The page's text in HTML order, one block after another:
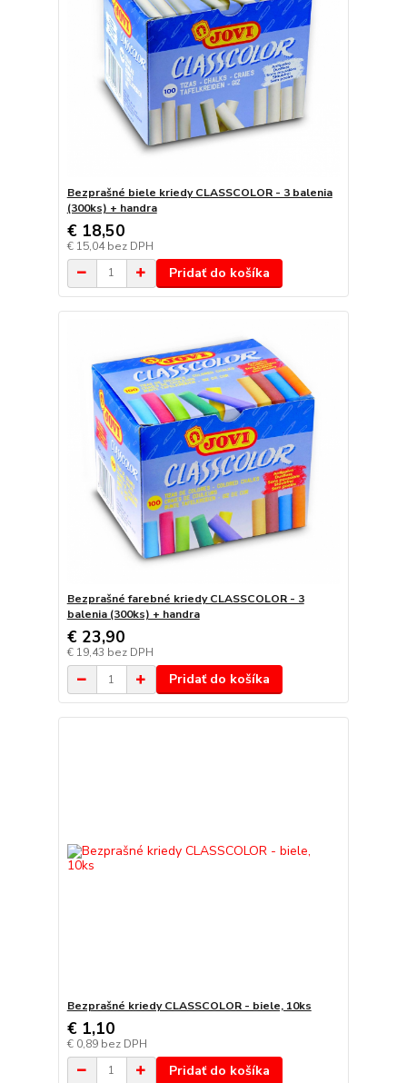
Bezprašné biele kriedy CLASSCOLOR - 3 balenia
(300ks) + handra
€ 18,50
€ 15,04bez DPH
Pridať do košíka
Bezprašné farebné kriedy CLASSCOLOR - 3
balenia (300ks) + handra
€ 23,90
€ 19,43 bez DPH
Pridať do košíka
Bezprašné kriedy CLASSCOLOR - biele, 10ks
€ 1,10
€ 0,89 bez DPH
Pridať do košíka